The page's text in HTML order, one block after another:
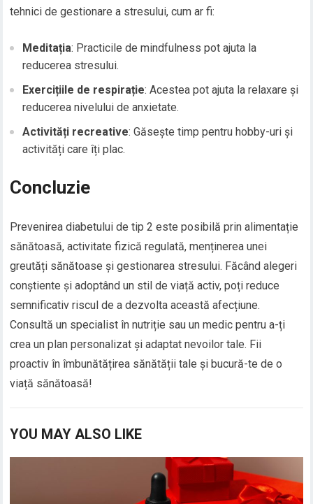
tehnici de gestionare a stresului, cum ar fi:
Meditația: Practicile de mindfulness pot ajuta la
reducerea stresului.
Exercițiile de respirație: Acestea pot ajuta la relaxare și
reducerea nivelului de anxietate.
Activități recreative: Găsește timp pentru hobby-uri și
activități care îți plac.
Concluzie
Prevenirea diabetului de tip 2 este posibilă prin alimentație
sănătoasă, activitate fizică regulată, menținerea unei
greutăți sănătoase și gestionarea stresului. Făcând alegeri
conștiente și adoptând un stil de viață activ, poți reduce
semnificativ riscul de a dezvolta această afecțiune.
Consultă un specialist în nutriție sau un medic pentru a-ți
crea un plan personalizat și adaptat nevoilor tale. Fii
proactiv în îmbunătățirea sănătății tale și bucură-te de o
viață sănătoasă!
YOU MAY ALSO LIKE